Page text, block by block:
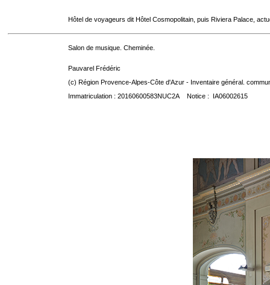
Hôtel de voyageurs dit Hôtel Cosmopolitain, puis Riviera Palace,
Salon de musique. Cheminée.
Pauvarel Frédéric
(c) Région Provence-Alpes-Côte d'Azur - Inventaire général.
Immatriculation : 20160600583NUC2A Notice : IA06002615